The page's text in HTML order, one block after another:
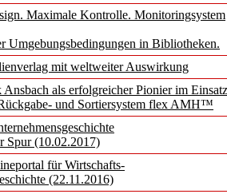
Maximale Kontrolle. Monitoringsystem
Umgebungsbedingungen in Bibliotheken.
mit weltweiter Auswirkung
als erfolgreicher Pionier im
und Sortiersystem flex AMH™
Spur (10.02.2017)
für Wirtschafts-
(22.11.2016)
von
digitalen Welt
Infrastruktur
bis